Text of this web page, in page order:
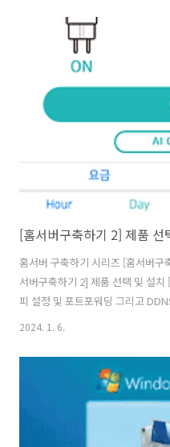
Docker 및 Docker Swarm 설정
지를 만들어보자(feat. 시놀로지)
네트워크 구성도 및 홈서버 배치
완료 되었으면 가장 먼저 설정하
망? 집에 인터넷이 들어온다면, ISP
[홈서버구축하기 2] 제품 선
홈서버 구축하기 시리즈 [홈서버구
서버구축하기 2] 제품 선택 및 설
피 설정 및 포트포워딩 그리고
어를 활용하여 내 서버 아이피 숨
Docker 및 Docker Swarm 설정
지를 만들어보자(feat. 시놀로지) [
네트워크 구성도 및 홈서버 배치
할까? 나는 앞선 글에 작성했다시
개인적인 프로젝트를 운영하기위해
2024. 1. 6.